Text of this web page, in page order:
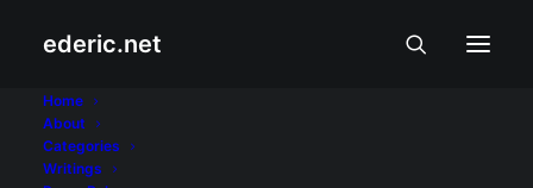
ederic.net
Home
About
Categories
Writings